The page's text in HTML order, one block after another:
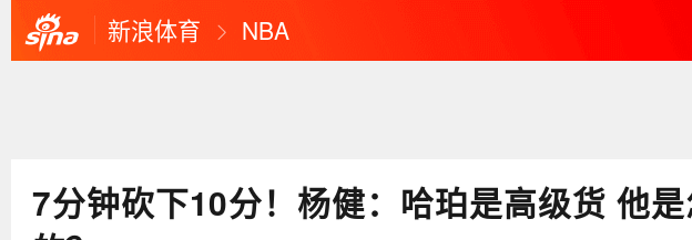
新浪体育 NBA
7分钟砍下10分！杨健：哈珀是高级货 他